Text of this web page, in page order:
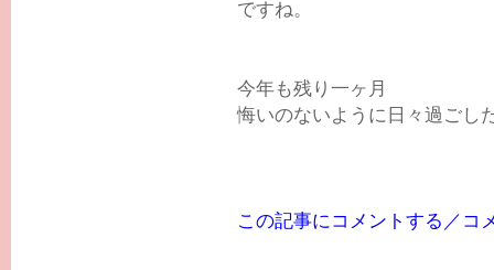
ですね。
今年も残り一ヶ月
悔いのないように日々過ごし
この記事にコメントする／コ